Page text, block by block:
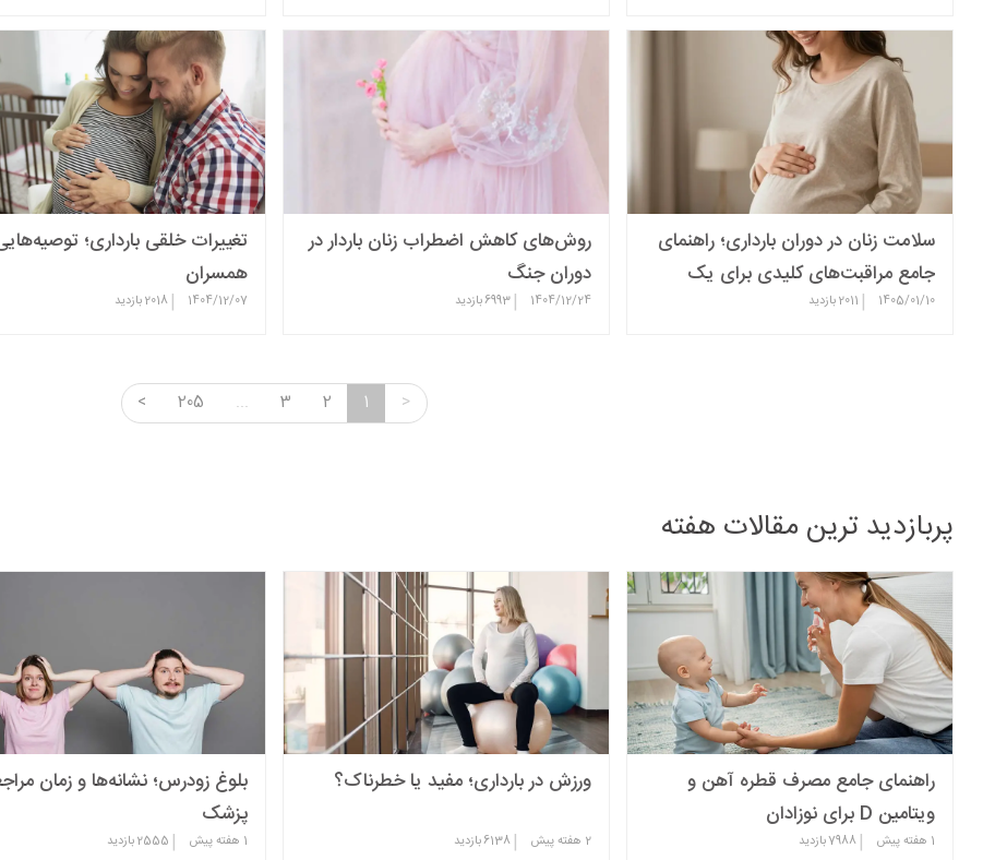
سلامت زنان در دوران بارداری؛ راهنمای
جامع مراقبت‌های کلیدی برای یک
بارداری سالم
1405/01/10
|
2011بازدید
روش‌های کاهش اضطراب زنان باردار در
دوران جنگ
1404/12/24
|
6993بازدید
تغییرات خلقی بارداری؛
همسران
1404/12/07
|
2018بازدید
>
1
2
3
...
205
<
پربازدید ترین مقالات هفته
راهنمای جامع مصرف قطره آهن و
ویتامین D برای نوزادان
1 هفته پیش |
7988بازدید
ورزش در بارداری؛ مفید یا خطرناک؟
2 هفته پیش |
6138بازدید
بلوغ زودرس؛ نشانه‌ها و زمان
پزشک
1 هفته پیش |
2555بازدید